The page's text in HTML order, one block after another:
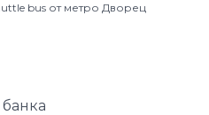
bus от метро Дворец